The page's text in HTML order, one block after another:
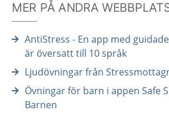
MER PÅ ANDRA
AntiStress - En app med
är översatt till 10 språk
Ljudövningar från
Övningar för barn i appen Safe
Barnen